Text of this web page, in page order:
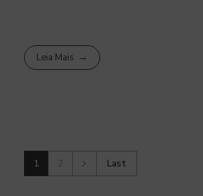
Leia Mais
1 Last